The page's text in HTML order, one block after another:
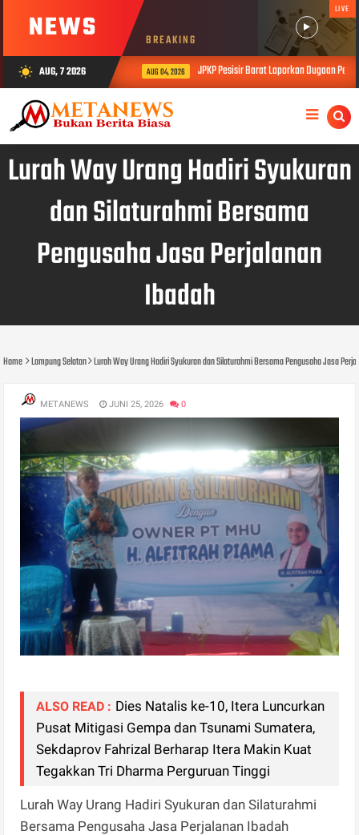
NEWS BREAKING
LIVE
wb_sunny AUG, 7 2026 AUG 04, 2026 JPKP Pesisir Barat Laporkan Dugaan
Lurah Way Urang Hadiri Syukuran
dan Silaturahmi Bersama
Pengusaha Jasa Perjalanan
Ibadah
Home Lampung Selatan Lurah Way Urang Hadiri Syukuran dan Silaturahmi Bersama Pengusaha Jasa
METANEWS JUNI 25, 2026 0
ALSO READ : Dies Natalis ke-10, Itera Luncurkan
Pusat Mitigasi Gempa dan Tsunami Sumatera,
Sekdaprov Fahrizal Berharap Itera Makin Kuat
Tegakkan Tri Dharma Perguruan Tinggi
Lurah Way Urang Hadiri Syukuran dan Silaturahmi
Bersama Pengusaha Jasa Perjalanan Ibadah